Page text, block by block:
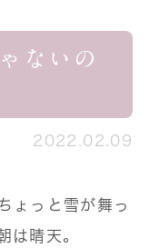
ないの
2022.02.09
ょっと雪が舞っ
は晴天。